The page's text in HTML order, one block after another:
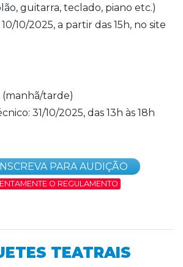
guitarra, teclado, piano etc.)
10/2025, a partir das 15h, no site
(manhã/tarde)
31/10/2025, das 13h às 18h
PARA AUDIÇÃO
O REGULAMENTO
TEATRAIS